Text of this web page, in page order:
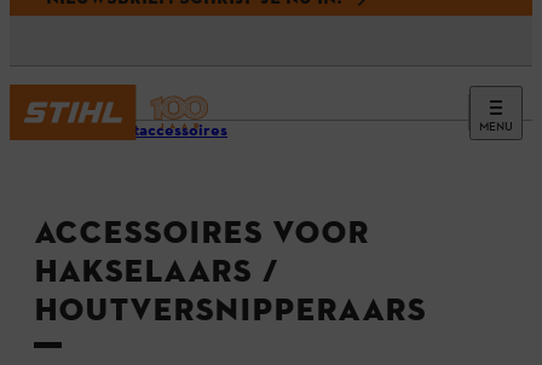
MENU
Productaccessoires
ACCESSOIRES VOOR
HAKSELAARS /
HOUTVERSNIPPERAARS